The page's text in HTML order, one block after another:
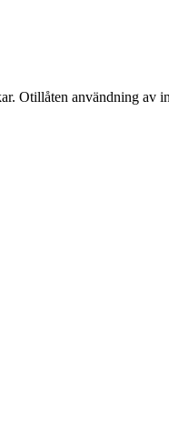
Otillåten användning av